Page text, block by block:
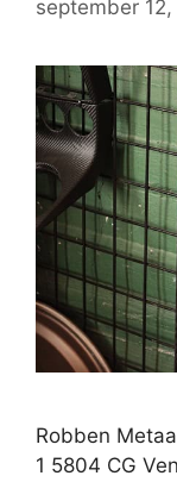
september
Robben
1 5804 CG